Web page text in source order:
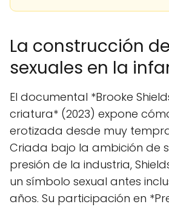
La construcción
sexuales en la
El documental *Brooke
criatura* (2023) expone
erotizada desde muy
Criada bajo la ambición de
presión de la industria,
un símbolo sexual antes
años. Su participación en